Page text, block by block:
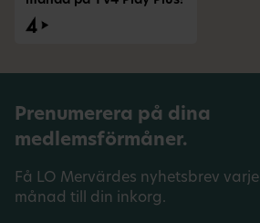
Prenumerera på dina
medlemsförmåner.
Få LO Mervärdes nyhetsbrev varje
månad till din inkorg.